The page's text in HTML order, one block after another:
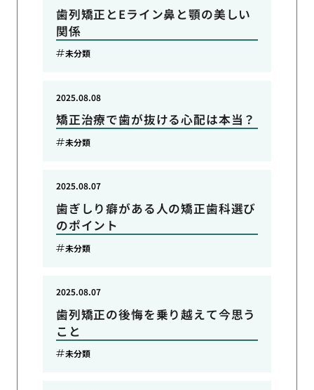
歯列矯正とEライン鼻と顎の美しい
関係
未分類
矯正治療で歯が抜ける心配は本当？
2025.08.08
未分類
歯ぎしり癖がある人の矯正歯科選び
のポイント
2025.08.07
未分類
歯列矯正の後悔を乗り越えて今思う
こと
2025.08.07
未分類